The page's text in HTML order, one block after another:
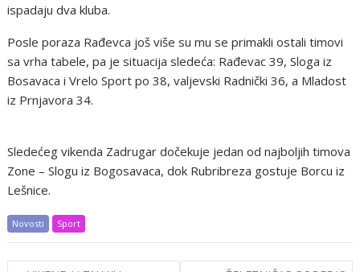
ispadaju dva kluba.
Posle poraza Rađevca još više su mu se primakli ostali timovi
sa vrha tabele, pa je situacija sledeća: Rađevac 39, Sloga iz
Bosavaca i Vrelo Sport po 38, valjevski Radnički 36, a Mladost
iz Prnjavora 34.
Sledećeg vikenda Zadrugar dočekuje jedan od najboljih timova
Zone – Slogu iz Bogosavaca, dok Rubribreza gostuje Borcu iz
Lešnice.
Novosti Sport